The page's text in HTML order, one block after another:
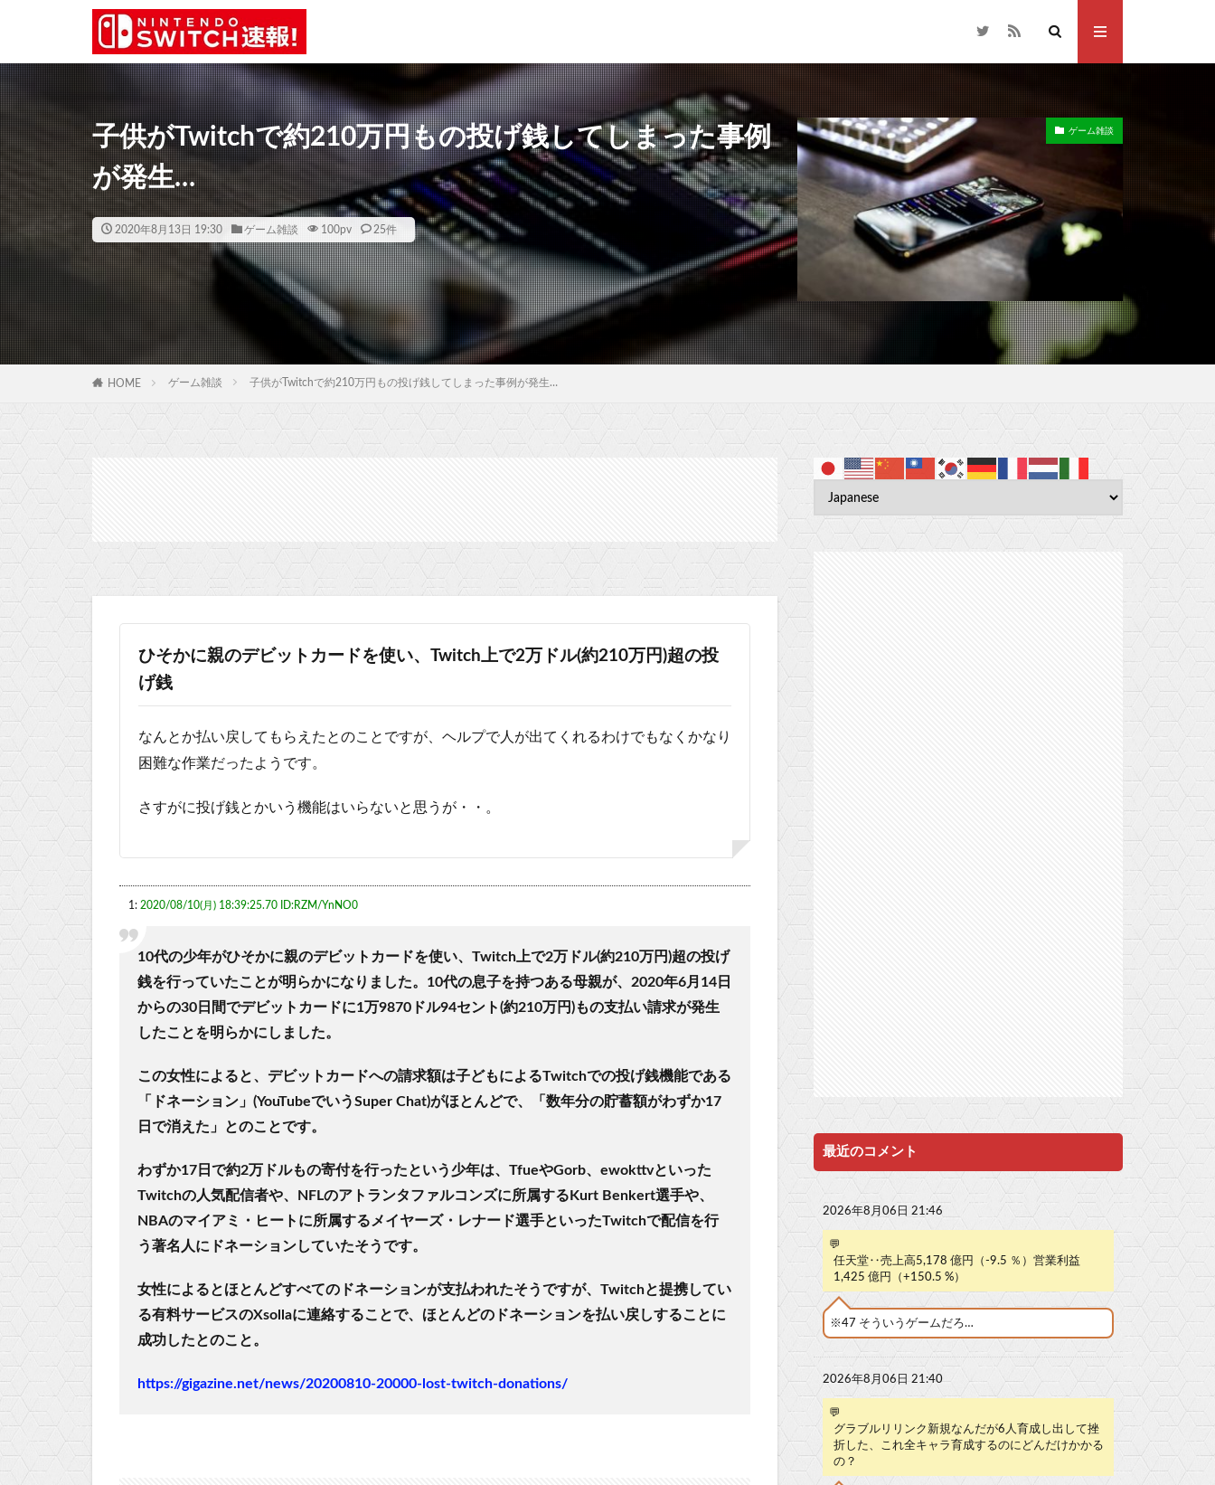
子供がTwitchで約210万円もの投げ銭してしまった事例
が発生…
2020年8月13日 19:30 ゲーム雑談 100pv 25件
ゲーム雑談
HOME ゲーム雑談 子供がTwitchで約210万円もの投げ銭してしまった事例が発生…
ひそかに親のデビットカードを使い、Twitch上で2万ドル(約210万円)超の投
げ銭
なんとか払い戻してもらえたとのことですが、ヘルプで人が出てくれるわけでもなくかなり
困難な作業だったようです。
さすがに投げ銭とかいう機能はいらないと思うが・・。
1: 2020/08/10(月) 18:39:25.70 ID:RZM/YnNO0
10代の少年がひそかに親のデビットカードを使い、Twitch上で2万ドル(約210万円)超の投げ
銭を行っていたことが明らかになりました。10代の息子を持つある母親が、2020年6月14日
からの30日間でデビットカードに1万9870ドル94セント(約210万円)もの支払い請求が発生
したことを明らかにしました。
この女性によると、デビットカードへの請求額は子どもによるTwitchでの投げ銭機能である
「ドネーション」(YouTubeでいうSuper Chat)がほとんどで、「数年分の貯蓄額がわずか17
日で消えた」とのことです。
わずか17日で約2万ドルもの寄付を行ったという少年は、 TfueやGorb、 ewokttvといった
Twitchの人気配信者や、NFLのアトランタファルコンズに所属するKurt Benkert選手や、
NBAのマイアミ・ヒートに所属する メイヤーズ・レナード選手といったTwitchで配信を行
う著名人にドネーションしていたそうです。
女性によるとほとんどすべてのドネーションが支払われたそうですが、Twitchと提携してい
る有料サービスのXsollaに連絡することで、ほとんどのドネーションを払い戻しすることに
成功したとのこと。
https://gigazine.net/news/20200810-20000-lost-twitch-donations/
最近のコメント
2026年8月06日 21:46
💬
任天堂‥売上高5,178 億円（-9.5 ％）営業利益
1,425 億円（+150.5 %）
※47 そういうゲームだろ…
2026年8月06日 21:40
💬
グラブルリリンク新規なんだが6人育成し出して挫
折した、これ全キャラ育成するのにどんだけかかる
の？